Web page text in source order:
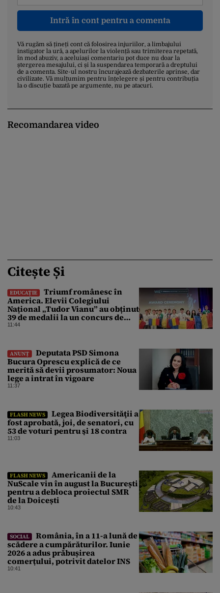
Intră în cont pentru a comenta
Vă rugăm să țineți cont că folosirea injuriilor, a limbajului
instigator la ură, a apelurilor la violență sau trimiterea repetată,
în mod abuziv, a aceluiași comentariu pot duce nu doar la
ștergerea mesajului, ci și la suspendarea temporară a dreptului
de a comenta. Site-ul nostru încurajează dezbaterile aprinse, dar
civilizate. Vă mulțumim pentru înțelegere și pentru contribuția
la o discuție bazată pe argumente, nu pe atacuri.
Recomandarea video
Citește Și
EDUCAȚIE
Triumf românesc în
America. Elevii Colegiului
Național „Tudor Vianu” au obținut
39 de medalii la un concurs de
științe
11:44
ANUNȚ
Deputata PSD Simona
Bucura Oprescu explică de ce
merită să devii prosumator: Noua
lege a intrat în vigoare
11:37
FLASH NEWS
Legea Biodiversităţii a
fost aprobată, joi, de senatori, cu
53 de voturi pentru şi 18 contra
11:03
FLASH NEWS
Americanii de la
NuScale vin în august la București
pentru a debloca proiectul SMR
de la Doicești
10:43
SOCIAL
România, în a 11-a lună de
scădere a cumpărăturilor. Iunie
2026 a adus prăbușirea
comerțului, potrivit datelor INS
10:41